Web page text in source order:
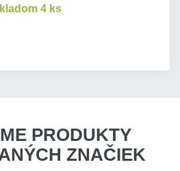
4 ks
PRODUKTY
ZNAČIEK